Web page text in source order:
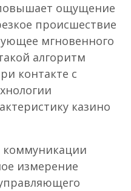
ощущение
происшествие
мгновенного
алгоритм
контакте с
казино
коммуникации
измерение